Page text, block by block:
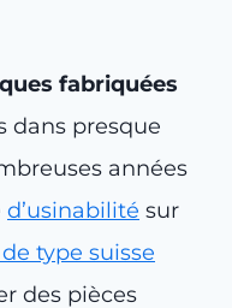
fabriquées
dans presque
années
d’usinabilité sur
type suisse
des pièces